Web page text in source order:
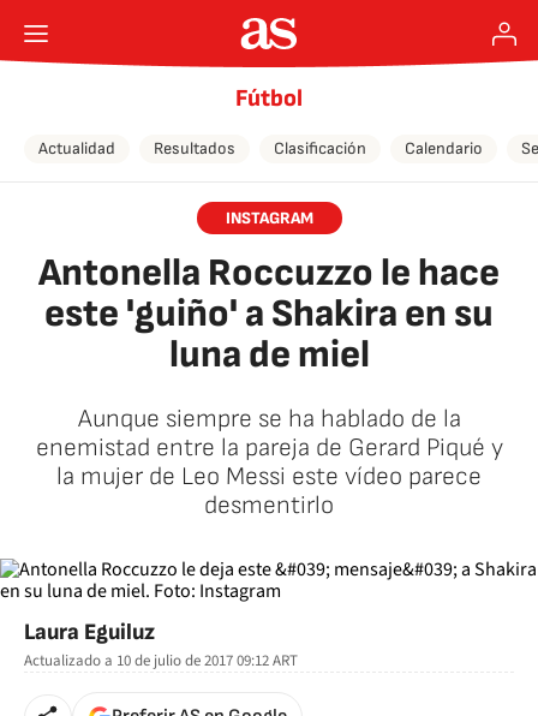
Fútbol
Actualidad Resultados Clasificación Calendario
INSTAGRAM
Antonella Roccuzzo le hace
este 'guiño' a Shakira en su
luna de miel
Aunque siempre se ha hablado de la
enemistad entre la pareja de Gerard Piqué y
la mujer de Leo Messi este vídeo parece
desmentirlo
Laura Eguiluz
Actualizado a 10 de julio de 2017 09:12ART